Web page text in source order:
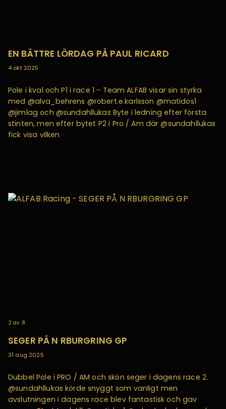
EN BÄTTRE LÖRDAG PÅ PAUL RICARD
4 okt 2025
Pole i kval och P1 i race 1 - Team ALFAB visar sin styrka
med @alva_behrens @robert.e.karlsson @matidos1
@jimlag och @sundahllukas Byte i ledning efter första
stinten, men efter bytet P2 i Pro / Am där @sundahllukas
fick visa vilken
2 av 8
SEGER PÅ N RBURGRING GP
31 aug 2025
Dubbel Pole i PRO / AM och skön seger i dagens race 2.
@sundahllukas körde snyggt som vanligt men
avslutningen i dagens race blev fantastisk och gav